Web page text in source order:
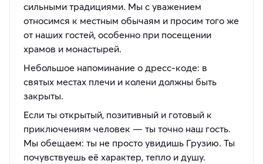
сильными традициями. Мы с уважением
относимся к местным обычаям и просим того же
от наших гостей, особенно при посещении
храмов и монастырей.
Небольшое напоминание о дресс-коде: в
святых местах плечи и колени должны быть
закрыты.
Если ты открытый, позитивный и готовый к
приключениям человек — ты точно наш гость.
Мы обещаем: ты не просто увидишь Грузию. Ты
почувствуешь её характер, тепло и душу.